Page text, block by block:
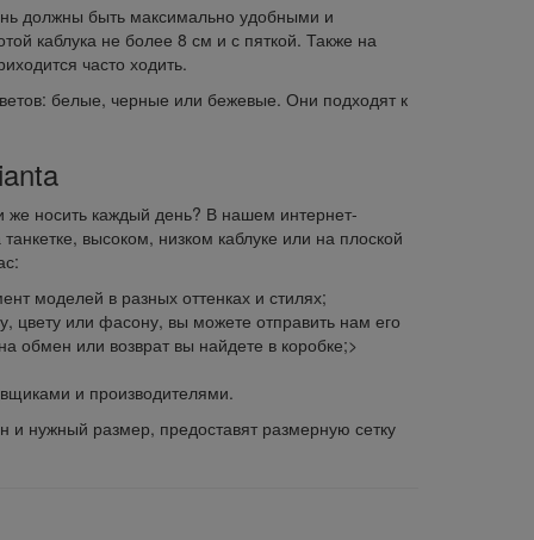
должны быть максимально удобными и
каблука не более 8 см и с пяткой. Также на
часто ходить.
белые, черные или бежевые. Они подходят к
же носить каждый день? В нашем интернет-
высоком, низком каблуке или на плоской
моделей в разных оттенках и стилях;
цвету или фасону, вы можете отправить нам его
обмен или возврат вы найдете в коробке;>
и производителями.
нужный размер, предоставят размерную сетку